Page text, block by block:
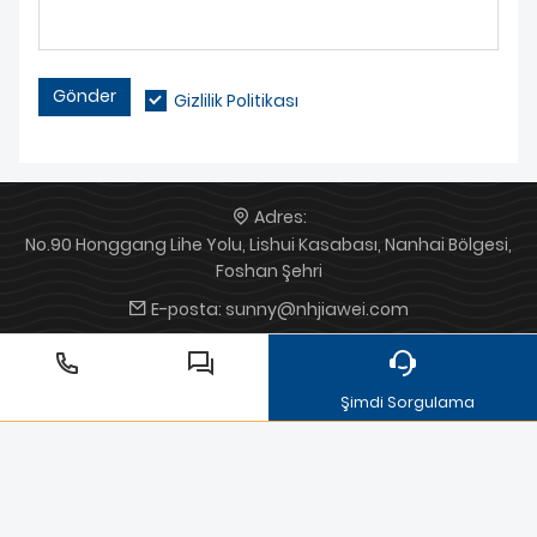
Gönder Gizlilik Politikası
Adres:
No.90 Honggang Lihe Yolu, Lishui Kasabası, Nanhai Bölgesi,
Foshan Şehri
E-posta: sunny@nhjiawei.com
Telefon:
Alüminyum Döküm Dişçi
Şimdi Sorgulama